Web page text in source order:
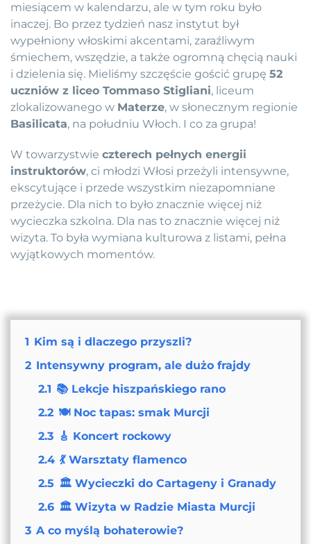
miesiącem w kalendarzu, ale w tym roku było
inaczej. Bo przez tydzień nasz instytut był
wypełniony włoskimi akcentami, zaraźliwym
śmiechem, wszędzie, a także ogromną chęcią nauki
i dzielenia się. Mieliśmy szczęście gościć grupę 52
uczniów z liceo Tommaso Stigliani, liceum
zlokalizowanego w Materze, w słonecznym regionie
Basilicata, na południu Włoch. I co za grupa!
W towarzystwie czterech pełnych energii
instruktorów, ci młodzi Włosi przeżyli intensywne,
ekscytujące i przede wszystkim niezapomniane
przeżycie. Dla nich to było znacznie więcej niż
wycieczka szkolna. Dla nas to znacznie więcej niż
wizyta. To była wymiana kulturowa z listami, pełna
wyjątkowych momentów.
1 Kim są i dlaczego przyszli?
2 Intensywny program, ale dużo frajdy
2.1 📚 Lekcje hiszpańskiego rano
2.2 🍽️ Noc tapas: smak Murcji
2.3 🎸 Koncert rockowy
2.4 💃 Warsztaty flamenco
2.5 🏛️ Wycieczki do Cartageny i Granady
2.6 🏛️ Wizyta w Radzie Miasta Murcji
3 A co myślą bohaterowie?